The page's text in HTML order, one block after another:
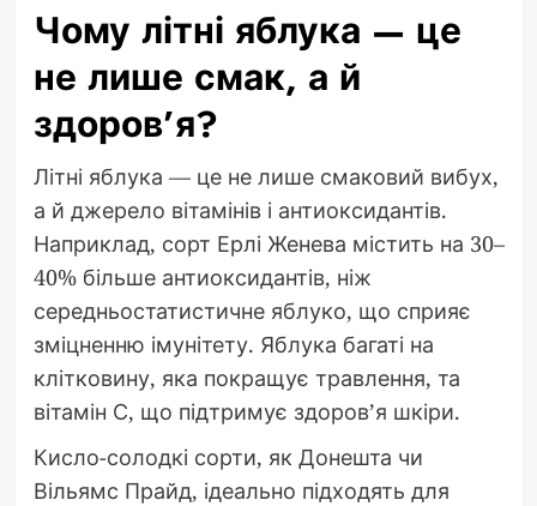
Чому літні яблука — це
не лише смак, а й
здоров’я?
Літні яблука — це не лише смаковий вибух,
а й джерело вітамінів і антиоксидантів.
Наприклад, сорт Ерлі Женева містить на 30–
40% більше антиоксидантів, ніж
середньостатистичне яблуко, що сприяє
зміцненню імунітету. Яблука багаті на
клітковину, яка покращує травлення, та
вітамін С, що підтримує здоров’я шкіри.
Кисло-солодкі сорти, як Донешта чи
Вільямс Прайд, ідеально підходять для